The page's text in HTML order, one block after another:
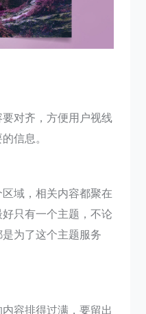
对齐，方便用户视线
信息。
域，相关内容都聚在
只有一个主题，不论
为了这个主题服务
容排得过满，要留出